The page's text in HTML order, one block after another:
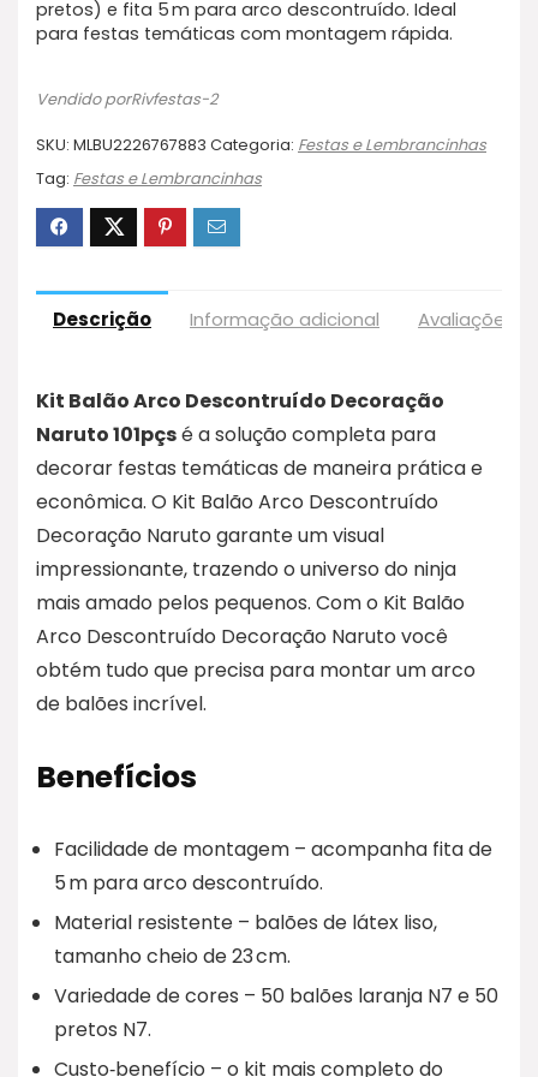
pretos) e fita 5 m para arco descontruído. Ideal
para festas temáticas com montagem rápida.
Vendido porRivfestas-2
SKU: MLBU2226767883 Categoria: Festas e Lembrancinhas
Tag: Festas e Lembrancinhas
Descrição Informação adicional Avaliações
Kit Balão Arco Descontruído Decoração
Naruto 101pçsé a solução completa para
decorar festas temáticas de maneira prática e
econômica. O Kit Balão Arco Descontruído
Decoração Naruto garante um visual
impressionante, trazendo o universo do ninja
mais amado pelos pequenos. Com o Kit Balão
Arco Descontruído Decoração Naruto você
obtém tudo que precisa para montar um arco
de balões incrível.
Benefícios
Facilidade de montagem – acompanha fita de
5 m para arco descontruído.
Material resistente – balões de látex liso,
tamanho cheio de 23 cm.
Variedade de cores – 50 balões laranja N7 e 50
pretos N7.
Custo‑benefício – o kit mais completo do